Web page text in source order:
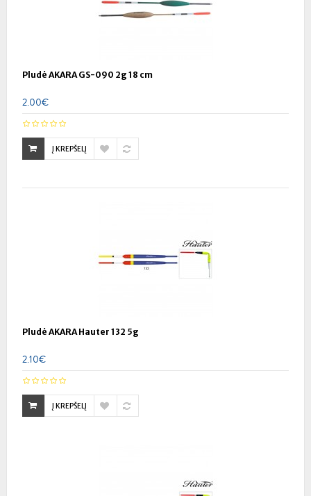
Pludė AKARA GS-090 2g 18 cm
2.00€
Į KREPŠELĮ
Pludė AKARA Hauter 132 5g
2.10€
Į KREPŠELĮ